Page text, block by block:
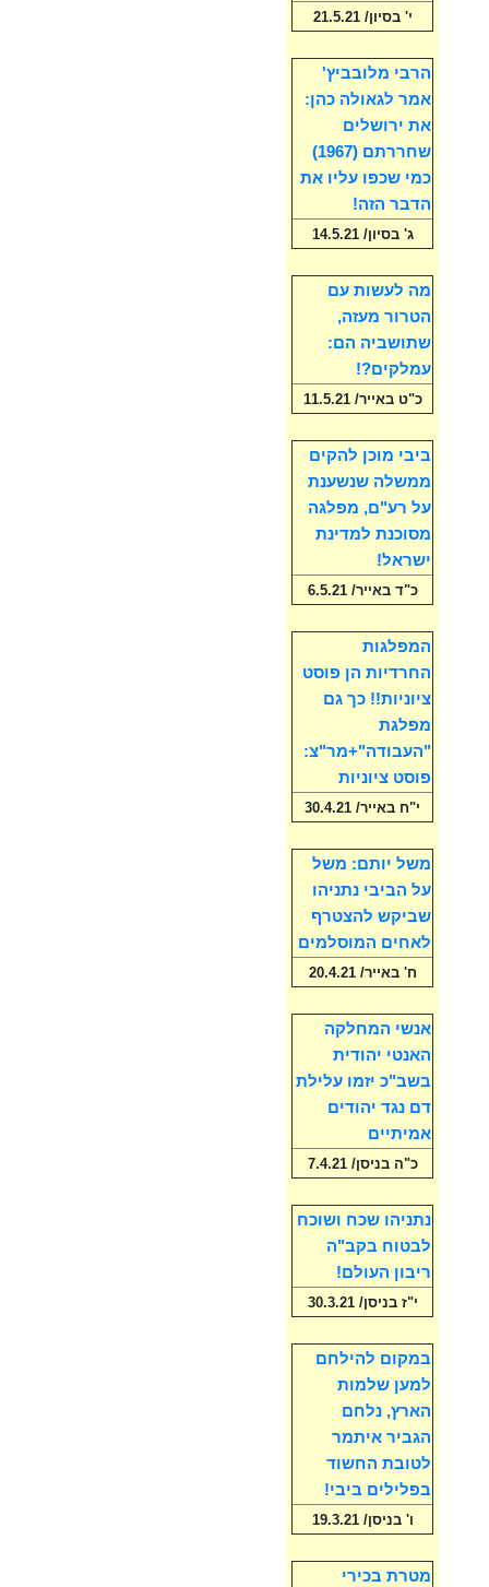
י' בסיון/ 21.5.21
הרבי מלובביץ'
אמר לגאולה כהן:
את ירושלים
שחררתם (1967)
כמי שכפו עליו את
הדבר הזה!
ג' בסיון/ 14.5.21
מה לעשות עם
הטרור מעזה,
שתושביה הם:
עמלקים?!
כ"ט באייר/ 11.5.21
ביבי מוכן להקים
ממשלה שנשענת
על רע"ם, מפלגה
מסוכנת למדינת
ישראל!
כ"ד באייר/ 6.5.21
המפלגות
החרדיות הן פוסט
ציוניות!! כך גם
מפלגת
"העבודה"+מר"צ:
פוסט ציוניות
י"ח באייר/ 30.4.21
משל יותם: משל
על הביבי נתניהו
שביקש להצטרף
לאחים המוסלמים
ח' באייר/ 20.4.21
אנשי המחלקה
האנטי יהודית
בשב"כ יזמו עלילת
דם נגד יהודים
אמיתיים
כ"ה בניסן/ 7.4.21
נתניהו שכח ושוכח
לבטוח בקב"ה
ריבון העולם!
י"ז בניסן/ 30.3.21
במקום להילחם
למען שלמות
הארץ, נלחם
הגביר איתמר
לטובת החשוד
בפלילים ביבי!
ו' בניסן/ 19.3.21
מטרת בכירי